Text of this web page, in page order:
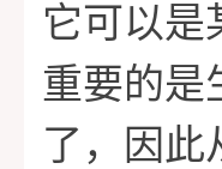
它可以是
重要的是
了，因此